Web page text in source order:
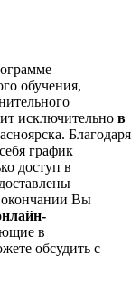
обучения,
исключительно в
Благодаря
график
доступ в
окончании Вы
в
обсудить с